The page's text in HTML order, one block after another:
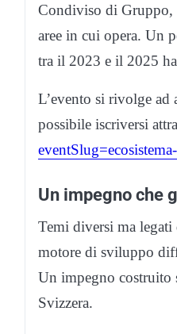
Condiviso di Gruppo,
aree in cui opera. Un
tra il 2023 e il 2025
L’evento si rivolge ad
possibile iscriversi
eventSlug=
Un impegno che
Temi diversi ma
motore di sviluppo
Un impegno costruito
Svizzera.